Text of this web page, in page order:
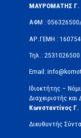
ΜΑΥΡΟΜΑΤΗΣ Γ.
ΑΦΜ :
ΑΡ.ΓΕΜΗ :
Τηλ.: 2531026500
Email:
Ιδιοκτήτης –
Διαχειριστής
Κωνσταντίνος
Διευθυντής